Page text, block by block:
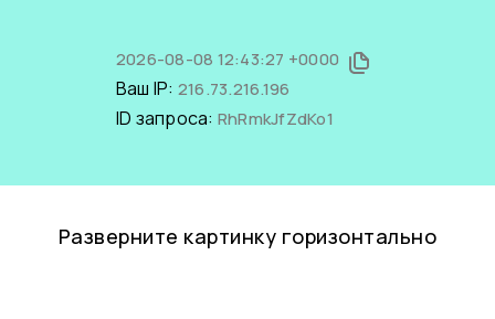
2026-08-08 12:43:27 +0000
Ваш IP: 216.73.216.196
ID запроса: RhRmkJfZdKo1
Разверните картинку горизонтально